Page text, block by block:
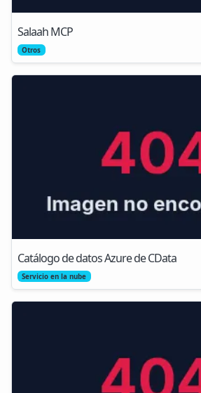
Salaah MCP
Otros
Catálogo de datos Azure de CData
Servicio en la nube